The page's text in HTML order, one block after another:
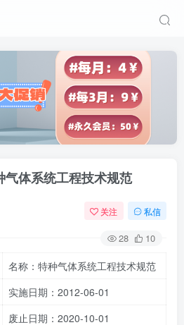
体系统工程技术规范
关注 私信
28 10
名称：特种气体系统工程技术规范
实施日期：2012-06-01
废止日期：2020-10-01